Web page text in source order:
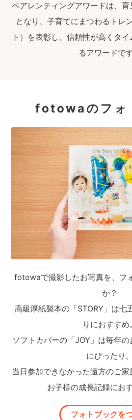
ペアレンティングアワードは、
となり、子育てにまつわるトレ
ト）を表彰し、信頼性が高くタ
るアワードです
fotowaのフォ
fotowaで撮影したお写真を、フ
か？
高級厚紙製本の「STORY」は七
りにおすすめ。
ソフトカバーの「JOY」は毎年
にぴったり。
当日参加できなかった遠方のご家
お子様の成長記録にお
フォトブックを